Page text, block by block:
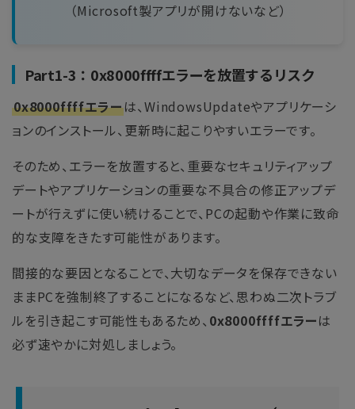
（Microsoft製アプリが開けないなど）
Part1-3：0x8000ffffエラーを放置するリスク
0x8000ffffエラーは、WindowsUpdateやアプリケーシ
ョンのインストール、更新時に起こりやすいエラーです。
そのため、エラーを放置すると、重要なセキュリティアップ
デートやアプリケーションの重要な不具合の修正アップデ
ートが行えずに使い続けることで、PCの起動や作業に致命
的な支障をきたす可能性があります。
間接的な要因となることで、大切なデータを保存できない
ままPCを強制終了することになるなど、思わぬ二次トラブ
ルを引き起こす可能性もあるため、 0x8000ffffエラーは
必ず速やかに対処しましょう。